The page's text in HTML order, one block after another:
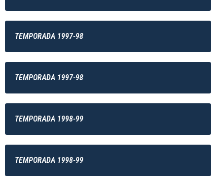
TEMPORADA 1997-98
TEMPORADA 1997-98
TEMPORADA 1998-99
TEMPORADA 1998-99